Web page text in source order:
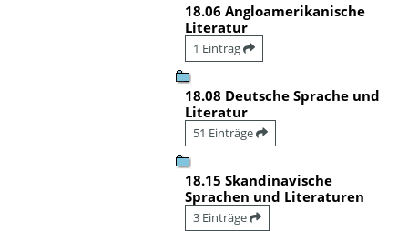
18.06 Angloamerikanische
Literatur
1 Eintrag
18.08 Deutsche Sprache und
Literatur
51 Einträge
18.15 Skandinavische
Sprachen und Literaturen
3 Einträge